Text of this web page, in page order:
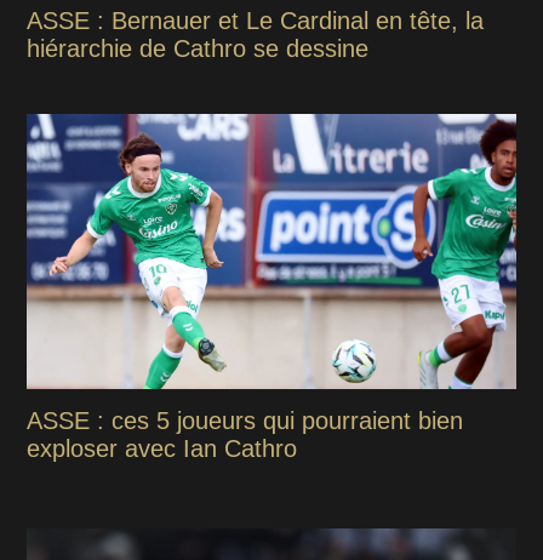
ASSE : Bernauer et Le Cardinal en tête, la
hiérarchie de Cathro se dessine
ASSE : ces 5 joueurs qui pourraient bien
exploser avec Ian Cathro